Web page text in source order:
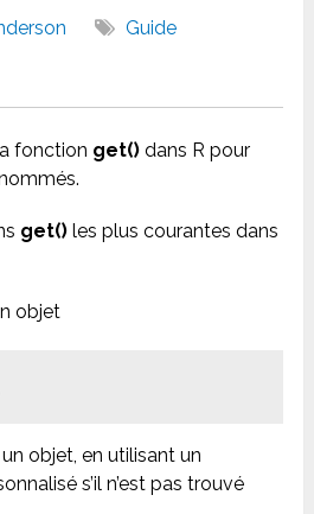
Guide
fonction get() dans R pour
get() les plus courantes dans
objet
objet, en utilisant un
s’il n’est pas trouvé